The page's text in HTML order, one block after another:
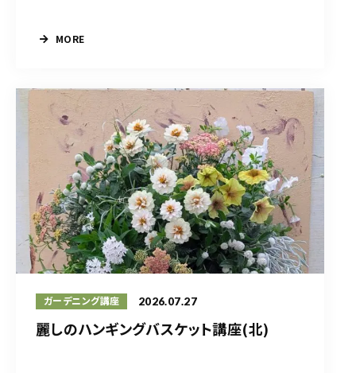
MORE
ガーデニング講座 2026.07.27
麗しのハンギングバスケット講座(北)